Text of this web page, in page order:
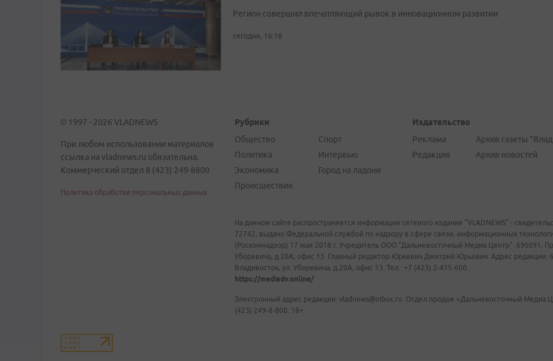
Регион совершил впечатляющий рывок в инновационном развитии
сегодня, 16:18
© 1997 - 2026 VLADNEWS
При любом использовании материалов
ссылка на vladnews.ru обязательна.
Коммерческий отдел 8 (423) 249-8800
Политика обработки персональных данных
Рубрики
Общество
Политика
Экономика
Происшествия
Спорт
Интервью
Город на ладони
Издательство
Реклама
Редакция
Архив газеты
Архив новостей
На данном сайте распространяется информация сетевого издания "VLADNEWS" -
72742, выдано Федеральной службой по надзору в сфере связи, информационных
(Роскомнадзор) 17 мая 2018 г. Учредитель ООО "Дальневосточный Медиа Центр". 690091,
Уборевича, д.20А, офис 13. Главный редактор Юркевич Дмитрий Юрьевич. Адрес редакции:
Владивосток, ул. Уборевича, д.20А, офис 13. Тел.: +7 (423) 2-415-600.
https://mediadv.online/
Электронный адрес редакции: vladnews@inbox.ru. Отдел продаж «Дальневосточный Медиа
(423) 249-8-800. 18+